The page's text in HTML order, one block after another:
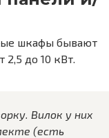
шкафы бывают
до 10 кВт.
Вилок у них
(есть